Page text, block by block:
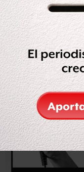
El artículo 69-B del
facultades al SAT
localizable,
ser el caso,
definitivas de